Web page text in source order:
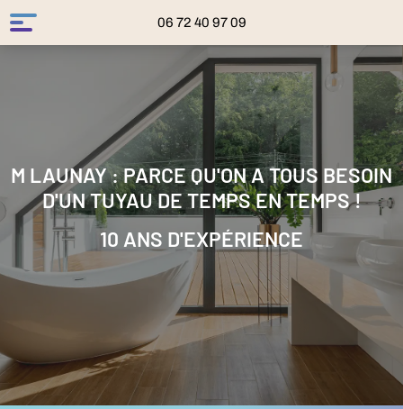
06 72 40 97 09
M LAUNAY : PARCE QU'ON A TOUS BESOIN
D'UN TUYAU DE TEMPS EN TEMPS !
10 ANS D'EXPÉRIENCE